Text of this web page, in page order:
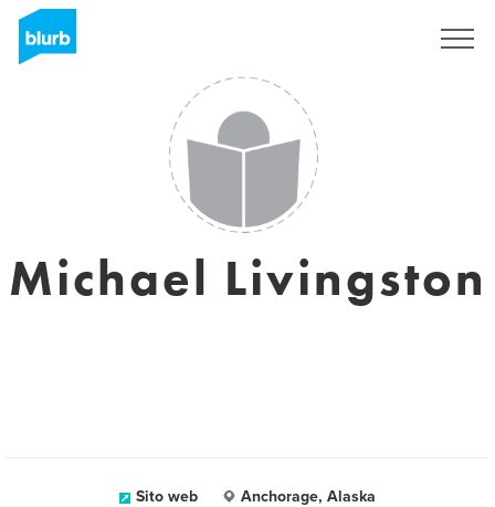
Michael Livingston
Sito web Anchorage, Alaska